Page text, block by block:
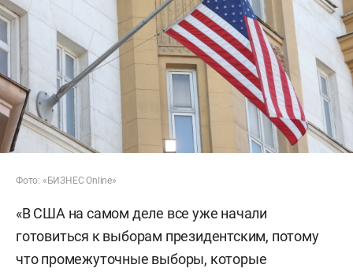
Фото: «БИЗНЕС Online»
«В США на самом деле все уже начали
готовиться к выборам президентским, потому
что промежуточные выборы, которые